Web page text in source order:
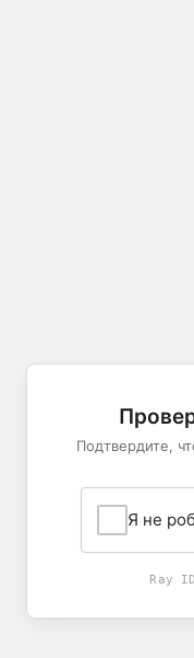
Подтвердите,
Я не
Ray